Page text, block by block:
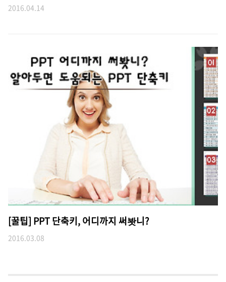
2016.04.14
[꿀팁] PPT 단축키, 어디까지 써봣니?
2016.03.08